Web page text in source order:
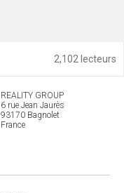
2,102 lecteurs
REALITY GROUP
6 rue Jean Jaurès
93170 Bagnolet
France